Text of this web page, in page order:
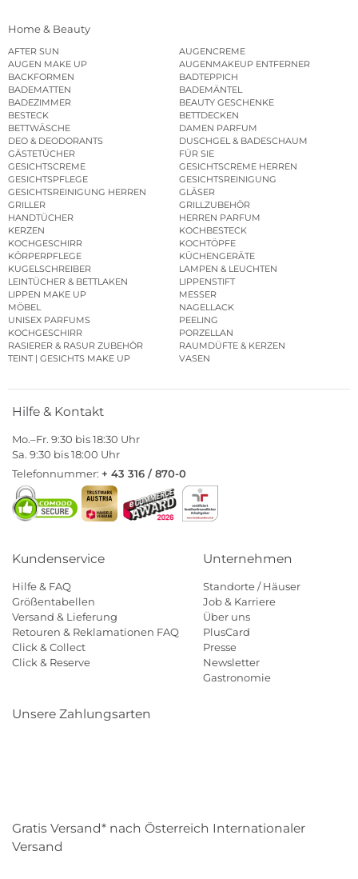
Home & Beauty
AFTER SUN
AUGENCREME
AUGEN MAKE UP
AUGENMAKEUP ENTFERNER
BACKFORMEN
BADTEPPICH
BADEMATTEN
BADEMÄNTEL
BADEZIMMER
BEAUTY GESCHENKE
BESTECK
BETTDECKEN
BETTWÄSCHE
DAMEN PARFUM
DEO & DEODORANTS
DUSCHGEL & BADESCHAUM
GÄSTETÜCHER
FÜR SIE
GESICHTSCREME
GESICHTSCREME HERREN
GESICHTSPFLEGE
GESICHTSREINIGUNG
GESICHTSREINIGUNG HERREN
GLÄSER
GRILLER
GRILLZUBEHÖR
HANDTÜCHER
HERREN PARFUM
KERZEN
KOCHBESTECK
KOCHGESCHIRR
KOCHTÖPFE
KÖRPERPFLEGE
KÜCHENGERÄTE
KUGELSCHREIBER
LAMPEN & LEUCHTEN
LEINTÜCHER & BETTLAKEN
LIPPENSTIFT
LIPPEN MAKE UP
MESSER
MÖBEL
NAGELLACK
UNISEX PARFUMS
PEELING
KOCHGESCHIRR
PORZELLAN
RASIERER & RASUR ZUBEHÖR
RAUMDÜFTE & KERZEN
TEINT | GESICHTS MAKE UP
VASEN
Hilfe & Kontakt
Mo.–Fr. 9:30 bis 18:30 Uhr
Sa. 9:30 bis 18:00 Uhr
Telefonnummer: + 43 316 / 870-0
Kundenservice
Hilfe & FAQ
Größentabellen
Versand & Lieferung
Retouren & Reklamationen FAQ
Click & Collect
Click & Reserve
Unternehmen
Standorte / Häuser
Job & Karriere
Über uns
PlusCard
Presse
Newsletter
Gastronomie
Unsere Zahlungsarten
Gratis Versand* nach Österreich Internationaler
Versand